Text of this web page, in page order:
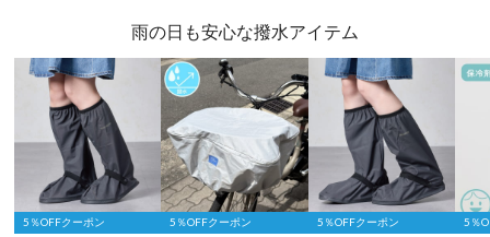
雨の日も安心な撥水アイテム
5％OFFクーポン 5％OFFクーポン 5％OFFクーポン 5％